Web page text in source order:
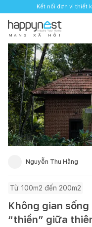
Kết nối đơn vị thiết
M Ạ N G X Ã H Ộ I
Nguyễn Thu Hằng
Từ 100m2 đến 200m2
Không gian
“thiền” giữa